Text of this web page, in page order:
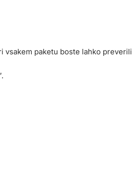
vsakem paketu boste lahko preverili